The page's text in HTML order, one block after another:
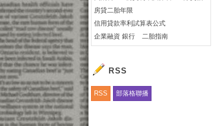
房貸二胎年限
信用貸款率利試算表公式
企業融資 銀行
二胎指南
RSS
RSS 部落格聯播